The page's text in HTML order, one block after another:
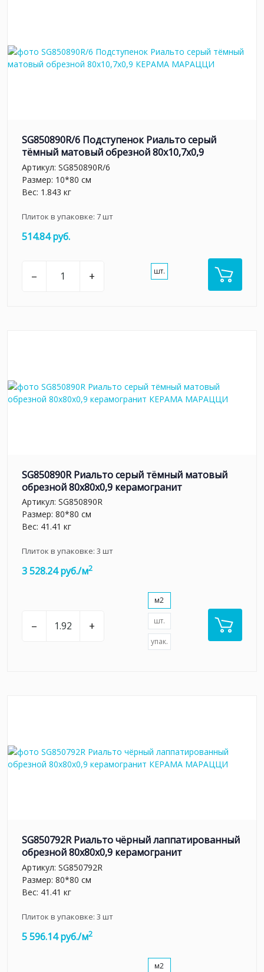
SG850890R/6 Подступенок Риальто серый
тёмный матовый обрезной 80x10,7x0,9
Артикул: SG850890R/6
Размер: 10*80 см
Вес: 1.843 кг
Плиток в упаковке: 7шт
514.84 руб.
– + шт.
SG850890R Риальто серый тёмный матовый
обрезной 80x80x0,9 керамогранит
Артикул: SG850890R
Размер: 80*80 см
Вес: 41.41 кг
Плиток в упаковке: 3 шт
3 528.24 руб./м2
– +
м2
шт.
упак.
SG850792R Риальто чёрный лаппатированный
обрезной 80x80x0,9 керамогранит
Артикул: SG850792R
Размер: 80*80 см
Вес: 41.41 кг
Плиток в упаковке: 3 шт
5 596.14 руб./м2
м2